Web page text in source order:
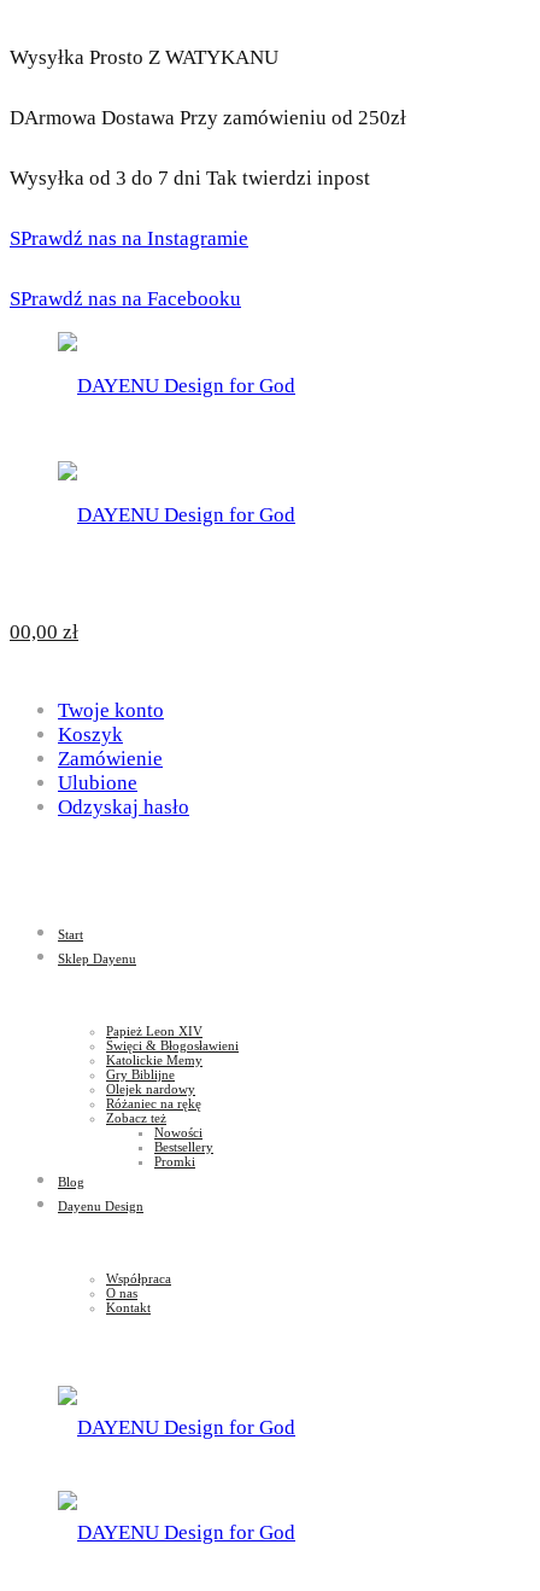
Wysyłka Prosto Z WATYKANU
DArmowa Dostawa Przy zamówieniu od 250zł
Wysyłka od 3 do 7 dni Tak twierdzi inpost
SPrawdź nas na Instagramie
SPrawdź nas na Facebooku
for
God
DAYENU
Design
God
00,00 zł
Twoje konto
Koszyk
Zamówienie
Ulubione
Odzyskaj hasło
Start
Sklep Dayenu
Papież Leon XIV
Święci & Błogosławieni
Katolickie Memy
Gry Biblijne
Olejek nardowy
Różaniec na rękę
Zobacz też
Nowości
Bestsellery
Promki
Blog
Dayenu Design
Współpraca
O nas
Kontakt